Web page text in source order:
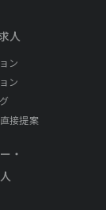
人
ン
ン
接提案
・